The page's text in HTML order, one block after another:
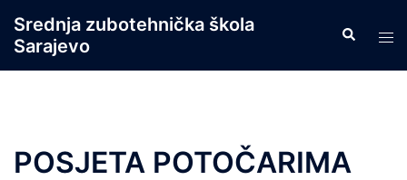
content
Srednja zubotehnička škola
Sarajevo
Search
POSJETA POTOČARIMA